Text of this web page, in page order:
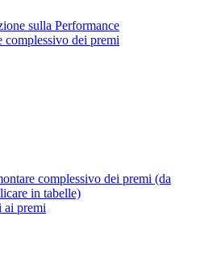
sulla Performance
complessivo dei premi
complessivo dei premi (da
in tabelle)
ai premi